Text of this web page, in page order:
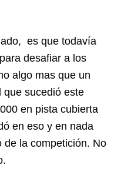
es que todavía
desafiar a los
algo mas que un
que sucedió este
en pista cubierta
en eso y en nada
de la competición. No